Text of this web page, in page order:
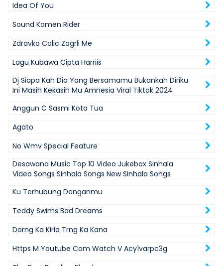
Idea Of You
Sound Kamen Rider
Zdravko Colic Zagrli Me
Lagu Kubawa Cipta Harriis
Dj Siapa Kah Dia Yang Bersamamu Bukankah Diriku
Ini Masih Kekasih Mu Amnesia Viral Tiktok 2024
Anggun C Sasmi Kota Tua
Agato
No Wmv Special Feature
Desawana Music Top 10 Video Jukebox Sinhala
Video Songs Sinhala Songs New Sinhala Songs
Ku Terhubung Denganmu
Teddy Swims Bad Dreams
Dorng Ka Kiria Trng Ka Kana
Https M Youtube Com Watch V Acy1varpc3g